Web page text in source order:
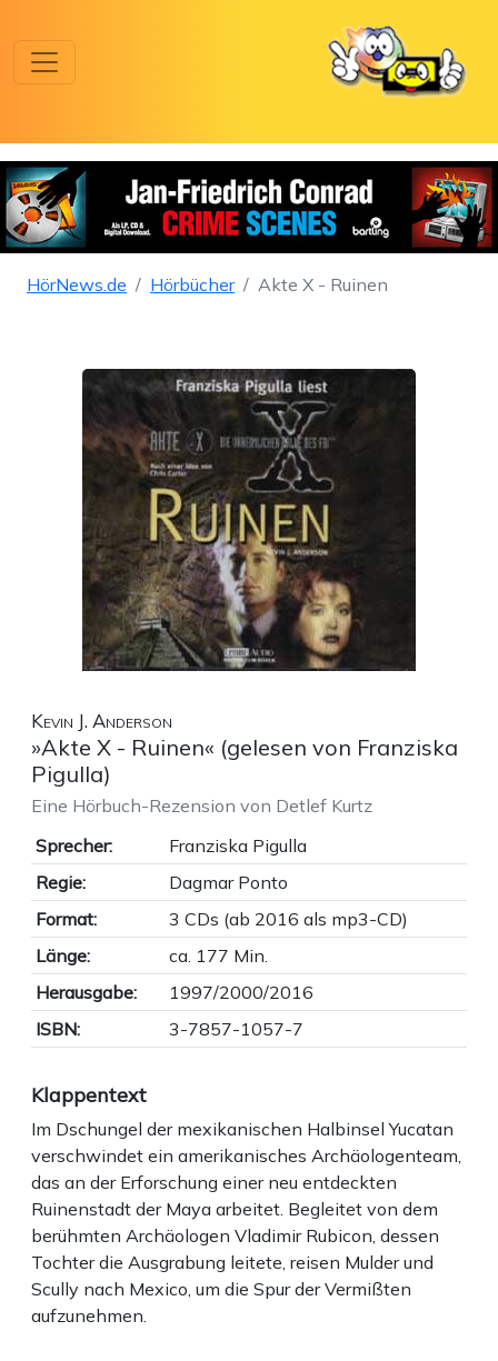
HörNews.de Hörbücher Akte X - Ruinen
Kevin J. Anderson
»Akte X - Ruinen« (gelesen von Franziska
Pigulla)
Eine Hörbuch-Rezension von Detlef Kurtz
Sprecher:
Franziska Pigulla
Regie:
Dagmar Ponto
Format:
3 CDs (ab 2016 als mp3-CD)
Länge:
ca. 177 Min.
Herausgabe:
1997/2000/2016
ISBN:
3-7857-1057-7
Klappentext
Im Dschungel der mexikanischen Halbinsel Yucatan
verschwindet ein amerikanisches Archäologenteam,
das an der Erforschung einer neu entdeckten
Ruinenstadt der Maya arbeitet. Begleitet von dem
berühmten Archäologen Vladimir Rubicon, dessen
Tochter die Ausgrabung leitete, reisen Mulder und
Scully nach Mexico, um die Spur der Vermißten
aufzunehmen.